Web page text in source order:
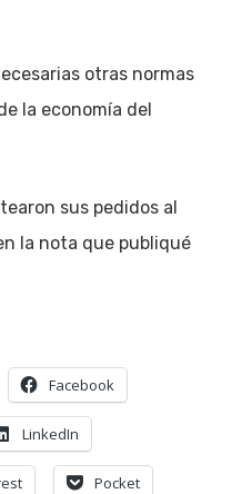
otras normas
la economía del
sus pedidos al
la nota que publiqué
Facebook
LinkedIn
Pocket